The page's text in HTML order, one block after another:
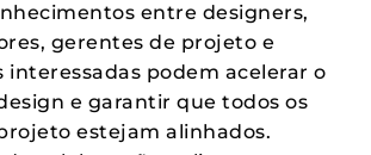
entre designers,
gerentes de projeto e
interessadas podem acelerar o
e garantir que todos os
estejam alinhados.